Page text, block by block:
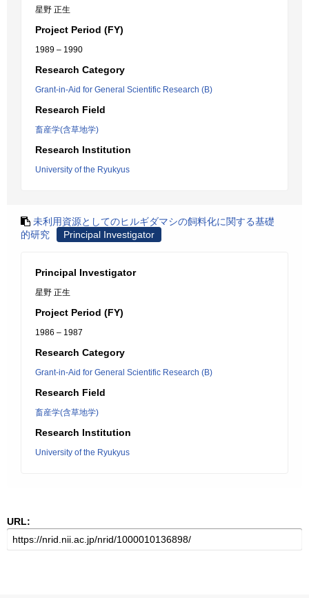
星野 正生
Project Period (FY)
1989 – 1990
Research Category
Grant-in-Aid for General Scientific Research (B)
Research Field
畜産学(含草地学)
Research Institution
University of the Ryukyus
未利用資源としてのヒルギダマシの飼料化に関する基礎
的研究
Principal Investigator
Principal Investigator
星野 正生
Project Period (FY)
1986 – 1987
Research Category
Grant-in-Aid for General Scientific Research (B)
Research Field
畜産学(含草地学)
Research Institution
University of the Ryukyus
URL: